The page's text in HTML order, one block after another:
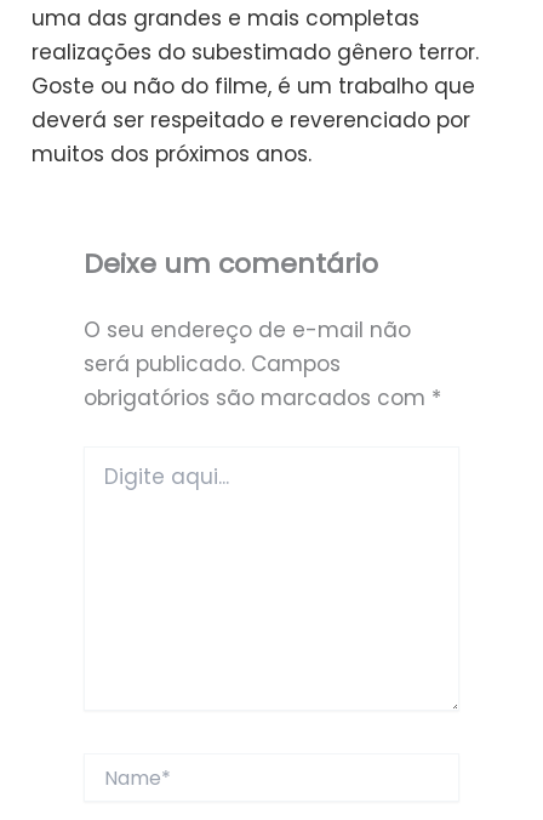
uma das grandes e mais completas
realizações do subestimado gênero terror.
Goste ou não do filme, é um trabalho que
deverá ser respeitado e reverenciado por
muitos dos próximos anos.
Deixe um comentário
O seu endereço de e-mail não
será publicado. Campos
obrigatórios são marcados com *
aqui...